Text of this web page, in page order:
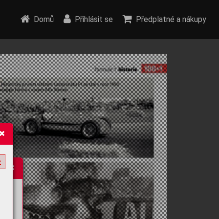
Domů Přihlásit se Předplatné a nákupy